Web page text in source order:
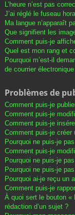
L’heure n’est pas
J’ai réglé le fuseau
Ma langue n’apparaît
Que signifient les
Comment puis-je
Quel est mon rang et
Pourquoi m’est-il
de courrier
Problèmes de
Comment puis-je
Comment puis-je
Comment puis-je
Comment puis-je créer
Pourquoi ne puis-je
Comment puis-je
Pourquoi ne puis-je
Pourquoi ne puis-je
Pourquoi ai-je reçu un
Comment puis-je
À quoi sert le bouton «
rédaction d’un sujet ?